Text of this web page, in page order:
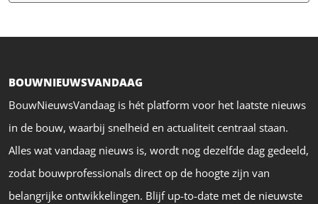
BOUWNIEUWSVANDAAG
BouwNieuwsVandaag is hét platform voor het laatste nieuws
in de bouw, waarbij snelheid en actualiteit centraal staan.
Alles wat vandaag nieuws is, wordt nog dezelfde dag gedeeld,
zodat bouwprofessionals direct op de hoogte zijn van
belangrijke ontwikkelingen. Blijf up-to-date met de nieuwste